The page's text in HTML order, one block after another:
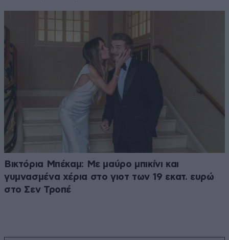
Βικτόρια Μπέκαμ: Με μαύρο μπικίνι και
γυμνασμένα χέρια στο γιοτ των 19 εκατ. ευρώ
στο Σεν Τροπέ